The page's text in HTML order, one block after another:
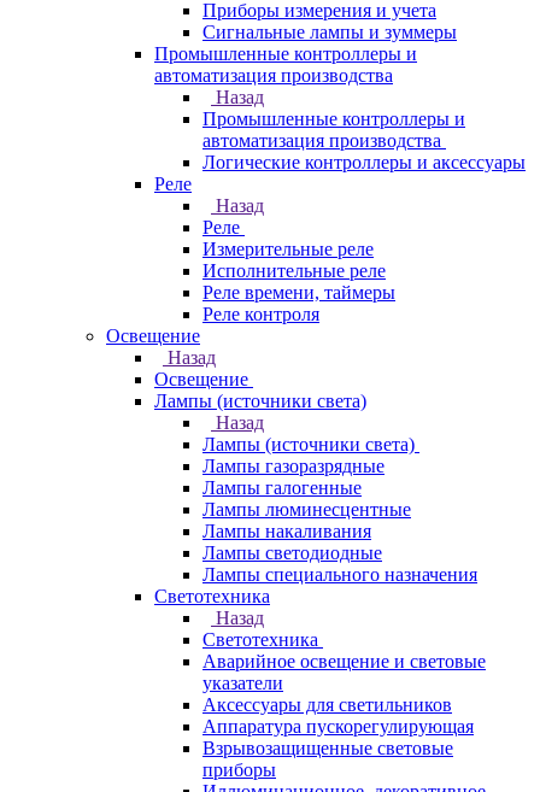
Приборы измерения и учета
Сигнальные лампы и зуммеры
Промышленные контроллеры и
автоматизация производства
Назад
Промышленные контроллеры и
автоматизация производства
Логические контроллеры и аксессуары
Реле
Назад
Реле
Измерительные реле
Исполнительные реле
Реле времени, таймеры
Реле контроля
Освещение
Назад
Освещение
Лампы (источники света)
Назад
Лампы (источники света)
Лампы газоразрядные
Лампы галогенные
Лампы люминесцентные
Лампы накаливания
Лампы светодиодные
Лампы специального назначения
Светотехника
Назад
Светотехника
Аварийное освещение и световые
указатели
Аксессуары для светильников
Аппаратура пускорегулирующая
Взрывозащищенные световые
приборы